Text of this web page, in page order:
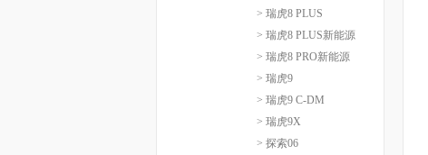
> 瑞虎8 PLUS
> 瑞虎8 PLUS新能源
> 瑞虎8 PRO新能源
> 瑞虎9
> 瑞虎9 C-DM
> 瑞虎9X
> 探索06